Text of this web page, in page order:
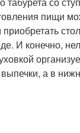
пищи
И конечно,
а в